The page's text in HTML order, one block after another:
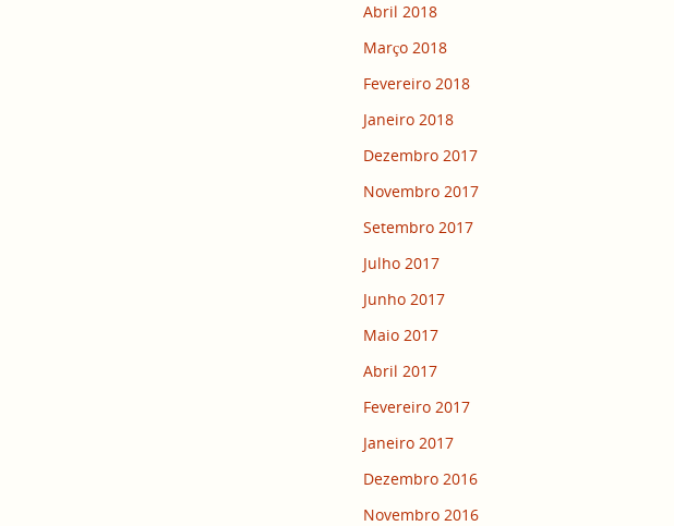
Abril 2018
Março 2018
Fevereiro 2018
Janeiro 2018
Dezembro 2017
Novembro 2017
Setembro 2017
Julho 2017
Junho 2017
Maio 2017
Abril 2017
Fevereiro 2017
Janeiro 2017
Dezembro 2016
Novembro 2016